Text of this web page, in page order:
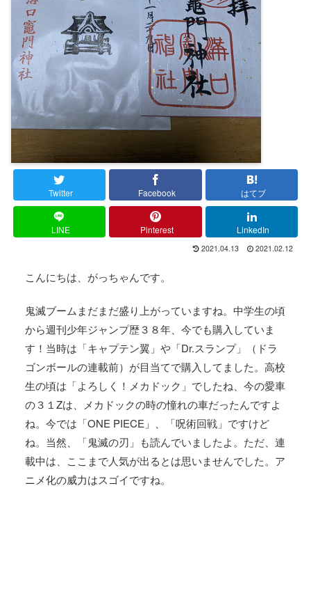
Twitter Facebook はてブ
LINE Pinterest LinkedIn
2021.04.13 2021.02.12
こんにちは、がっちゃんです。
鬼滅ブームまだまだ盛り上がっていますね。中学生の頃
から週刊少年ジャンプ歴３８年、今でも購入していま
す！当時は「キャプテン翼」や「Dr.スランプ」（ドラ
ゴンボールの連載前）が目当てで購入してました。高校
生の頃は「よろしく！メカドック」でしたね、今の愛車
の３１Zは、メカドックの時の憧れの車だったんですよ
ね。今では「ONE PIECE」、「呪術回戦」ですけど
ね。当然、「鬼滅の刃」も読んでいましたよ。ただ、連
載中は、ここまで人気が出るとは思いませんでした。ア
ニメ化の威力はスゴイですね。